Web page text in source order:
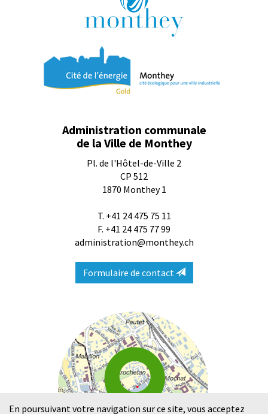
Administration communale
de la Ville de Monthey
Pl. de l'Hôtel-de-Ville 2
CP 512
1870 Monthey 1
T. +41 24 475 75 11
F. +41 24 475 77 99
administration@monthey.ch
Formulaire de contact
En poursuivant votre navigation sur ce site, vous acceptez